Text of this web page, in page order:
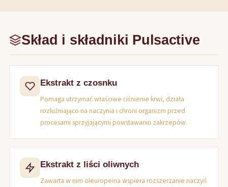
Skład i składniki Pulsactive
Ekstrakt z czosnku
Pomaga utrzymać właściwe ciśnienie krwi, działa
rozluźniająco na naczynia i chroni organizm przed
procesami sprzyjającymi powstawaniu zakrzepów.
Ekstrakt z liści oliwnych
Zawarta w nim oleuropeina wspiera rozszerzanie naczyń